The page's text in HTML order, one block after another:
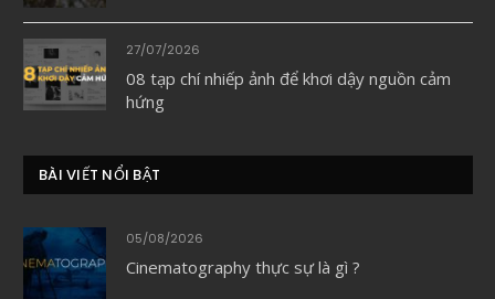
27/07/2026
08 tạp chí nhiếp ảnh để khơi dậy nguồn cảm
hứng
BÀI VIẾT NỔI BẬT
05/08/2026
Cinematography thực sự là gì ?